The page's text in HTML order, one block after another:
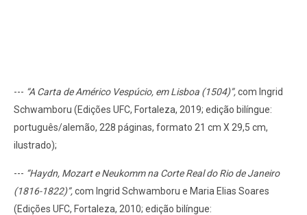
--- “A Carta de Américo Vespúcio, em Lisboa (1504)”,com Ingrid
Schwamboru (Edições UFC, Fortaleza, 2019; edição bilíngue:
português/alemão, 228 páginas, formato 21 cm X 29,5 cm,
ilustrado);
--- “Haydn, Mozart e Neukomm na Corte Real do Rio de Janeiro
(1816-1822)”,com Ingrid Schwamboru e Maria Elias Soares
(Edições UFC, Fortaleza, 2010; edição bilíngue: